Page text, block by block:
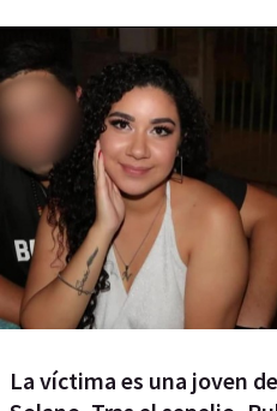
La víctima es una joven